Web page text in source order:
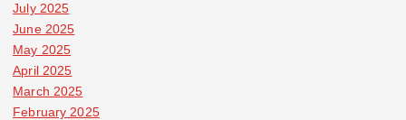
July 2025
June 2025
May 2025
April 2025
March 2025
February 2025